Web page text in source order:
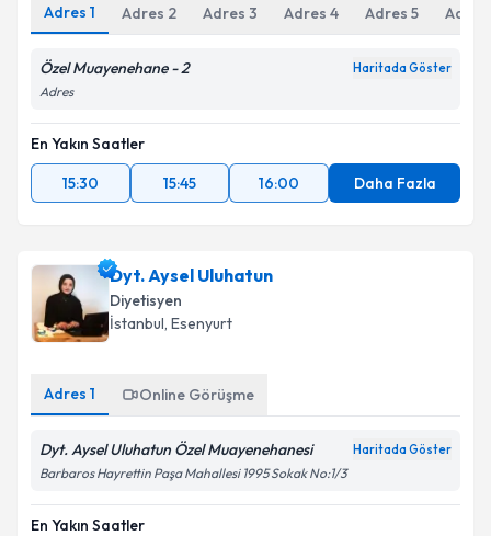
Adres 1 Adres 2 Adres 3 Adres 4 Adres 5 Adres
Özel Muayenehane - 2 Haritada Göster
Adres
En Yakın Saatler
15:30
15:45 16:00 Daha Fazla
Dyt. Aysel Uluhatun
Diyetisyen
İstanbul, Esenyurt
Adres 1 Online Görüşme
Dyt. Aysel Uluhatun Özel Muayenehanesi Haritada Göster
Barbaros Hayrettin Paşa Mahallesi 1995 Sokak No:1/3
En Yakın Saatler